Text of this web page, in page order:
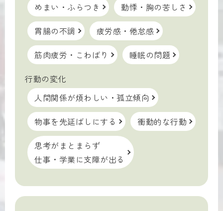
めまい・ふらつき
動悸・胸の苦しさ
胃腸の不調
疲労感・倦怠感
筋肉疲労・こわばり
睡眠の問題
行動の変化
人間関係が煩わしい・孤立傾向
物事を先延ばしにする
衝動的な行動
思考がまとまらず
仕事・学業に支障が出る